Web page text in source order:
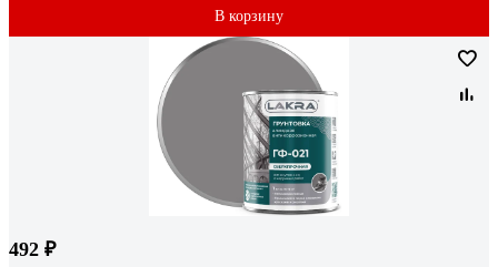
В корзину
492 ₽